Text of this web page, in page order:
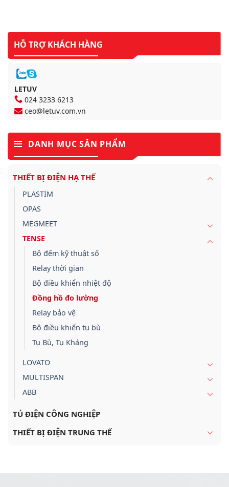
HỖ TRỢ KHÁCH HÀNG
LETUV
024 3233 6213
ceo@letuv.com.vn
DANH MỤC SẢN PHẨM
THIẾT BỊ ĐIỆN HẠ THẾ
PLASTIM
OPAS
MEGMEET
TENSE
Bộ đếm kỹ thuật số
Relay thời gian
Bộ điều khiển nhiệt độ
Đồng hồ đo lường
Relay bảo vệ
Bộ điều khiển tụ bù
Tụ Bù, Tụ Kháng
LOVATO
MULTISPAN
ABB
TỦ ĐIỆN CÔNG NGHIỆP
THIẾT BỊ ĐIỆN TRUNG THẾ